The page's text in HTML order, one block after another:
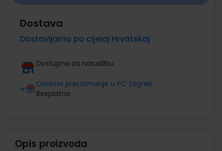
Dostava
Dostavljamo po cijeloj Hrvatskoj
Dostupno za narudžbu
Osobno preuzimanje u PC Zagreb
Besplatno
Opis proizvoda